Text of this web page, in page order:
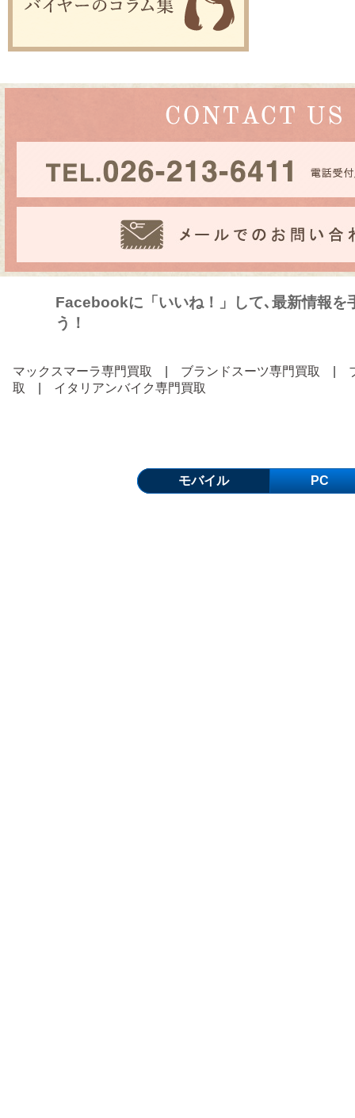
Facebookに「いいね！」して､最新情報を
う！
マックスマーラ専門買取 ブランドスーツ専門買取
取
イタリアンバイク専門買取
モバイル PC